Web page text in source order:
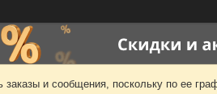
и сообщения, поскольку по ее